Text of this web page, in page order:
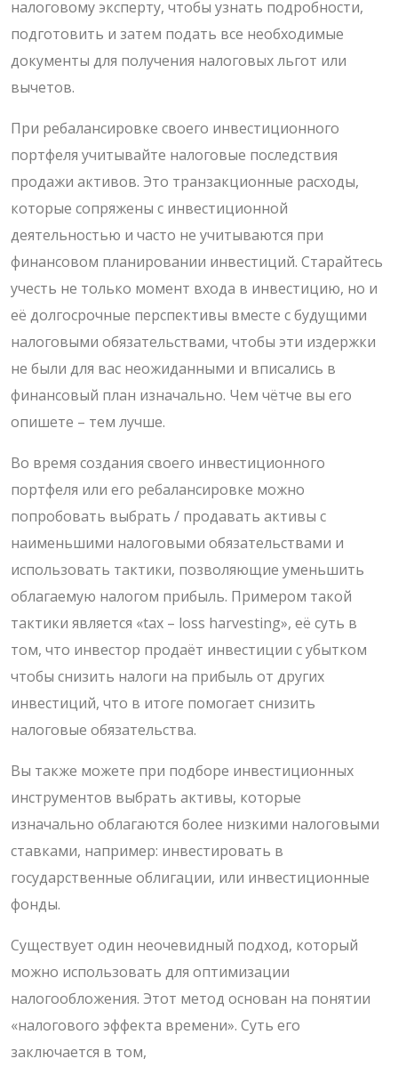
налоговому эксперту, чтобы узнать подробности,
подготовить и затем подать все необходимые
документы для получения налоговых льгот или
вычетов.
При ребалансировке своего инвестиционного
портфеля учитывайте налоговые последствия
продажи активов. Это транзакционные расходы,
которые сопряжены с инвестиционной
деятельностью и часто не учитываются при
финансовом планировании инвестиций. Старайтесь
учесть не только момент входа в инвестицию, но и
её долгосрочные перспективы вместе с будущими
налоговыми обязательствами, чтобы эти издержки
не были для вас неожиданными и вписались в
финансовый план изначально. Чем чётче вы его
опишете – тем лучше.
Во время создания своего инвестиционного
портфеля или его ребалансировке можно
попробовать выбрать / продавать активы с
наименьшими налоговыми обязательствами и
использовать тактики, позволяющие уменьшить
облагаемую налогом прибыль. Примером такой
тактики является «tax – loss harvesting», её суть в
том, что инвестор продаёт инвестиции с убытком
чтобы снизить налоги на прибыль от других
инвестиций, что в итоге помогает снизить
налоговые обязательства.
Вы также можете при подборе инвестиционных
инструментов выбрать активы, которые
изначально облагаются более низкими налоговыми
ставками, например: инвестировать в
государственные облигации, или инвестиционные
фонды.
Существует один неочевидный подход, который
можно использовать для оптимизации
налогообложения. Этот метод основан на понятии
«налогового эффекта времени». Суть его
заключается в том,